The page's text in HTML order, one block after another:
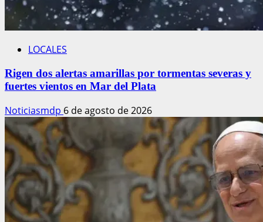
LOCALES
Rigen dos alertas amarillas por tormentas severas y
fuertes vientos en Mar del Plata
Noticiasmdp 6 de agosto de 2026